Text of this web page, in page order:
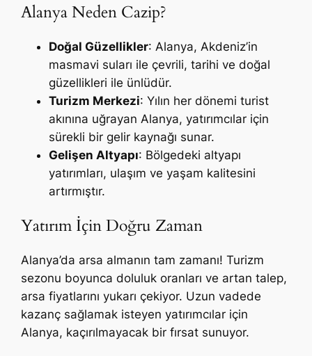
Alanya Neden Cazip?
Doğal Güzellikler: Alanya, Akdeniz’in
masmavi suları ile çevrili, tarihi ve doğal
güzellikleri ile ünlüdür.
Turizm Merkezi: Yılın her dönemi turist
akınına uğrayan Alanya, yatırımcılar için
sürekli bir gelir kaynağı sunar.
Gelişen Altyapı: Bölgedeki altyapı
yatırımları, ulaşım ve yaşam kalitesini
artırmıştır.
Yatırım İçin Doğru Zaman
Alanya’da arsa almanın tam zamanı! Turizm
sezonu boyunca doluluk oranları ve artan talep,
arsa fiyatlarını yukarı çekiyor. Uzun vadede
kazanç sağlamak isteyen yatırımcılar için
Alanya, kaçırılmayacak bir fırsat sunuyor.